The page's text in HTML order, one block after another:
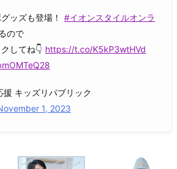
ッズも登場！
#イオンスタイルオンラ
ので
してね👇 https://t.co/K5kP3wtHVd
キッズリパブリック
1, 2023